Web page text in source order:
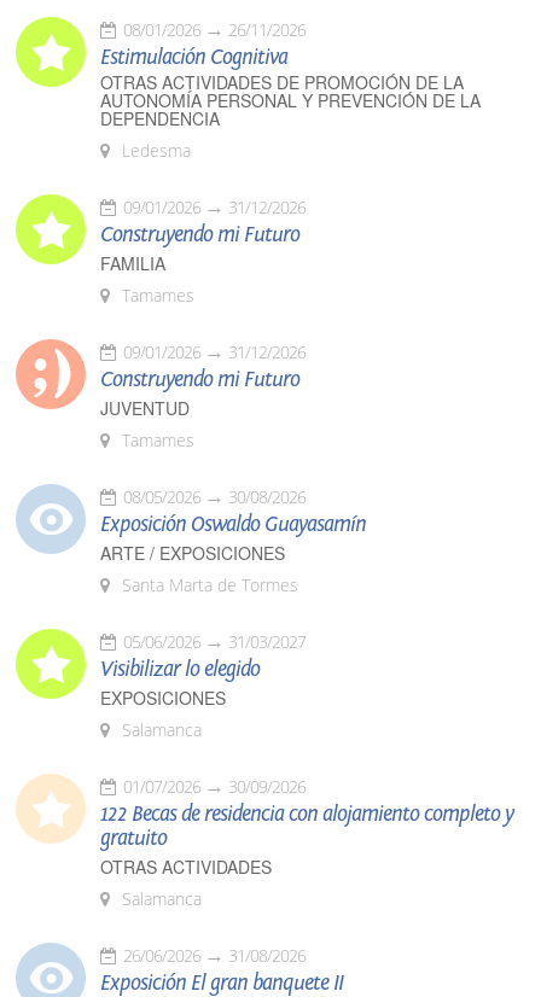
08/01/2026 26/11/2026
Estimulación Cognitiva
OTRAS ACTIVIDADES DE PROMOCIÓN DE LA
AUTONOMÍA PERSONAL Y PREVENCIÓN DE LA
DEPENDENCIA
Ledesma
09/01/2026 31/12/2026
Construyendo mi Futuro
FAMILIA
Tamames
09/01/2026 31/12/2026
Construyendo mi Futuro
JUVENTUD
Tamames
08/05/2026 30/08/2026
Exposición Oswaldo Guayasamín
ARTE / EXPOSICIONES
Santa Marta de Tormes
05/06/2026 31/03/2027
Visibilizar lo elegido
EXPOSICIONES
Salamanca
01/07/2026 30/09/2026
122 Becas de residencia con alojamiento completo y
gratuito
OTRAS ACTIVIDADES
Salamanca
26/06/2026 31/08/2026
Exposición El gran banquete II